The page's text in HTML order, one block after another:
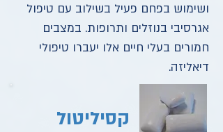
ושימוש בפחם פעיל בשילוב עם טיפול
אגרסיבי בנוזלים ותרופות. במצבים
חמורים בעלי חיים אלו יעברו טיפולי
דיאליזה.
קסיליטול